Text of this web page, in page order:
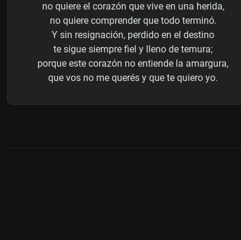
no quiere el corazón que vive en una herida,
no quiere comprender que todo terminó.
Y sin resignación, perdido en el destino
te sigue siempre fiel y lleno de ternura;
porque este corazón no entiende la amargura,
que vos no me querés y que te quiero yo.